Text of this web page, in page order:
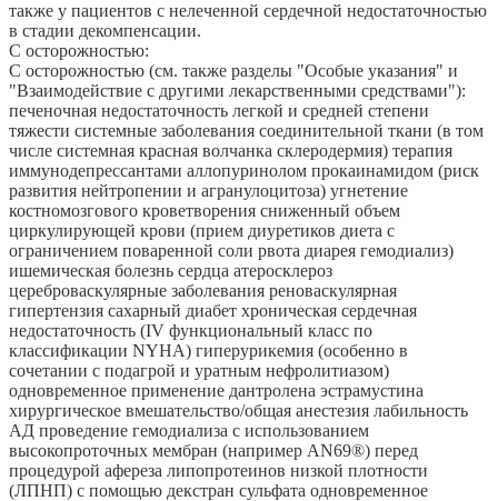
также у пациентов с нелеченной сердечной недостаточностью
в стадии декомпенсации.
С осторожностью:
С осторожностью (см. также разделы "Особые указания" и
"Взаимодействие с другими лекарственными средствами"):
печеночная недостаточность легкой и средней степени
тяжести системные заболевания соединительной ткани (в том
числе системная красная волчанка склеродермия) терапия
иммунодепрессантами аллопуринолом прокаинамидом (риск
развития нейтропении и агранулоцитоза) угнетение
костномозгового кроветворения сниженный объем
циркулирующей крови (прием диуретиков диета с
ограничением поваренной соли рвота диарея гемодиализ)
ишемическая болезнь сердца атеросклероз
цереброваскулярные заболевания реноваскулярная
гипертензия сахарный диабет хроническая сердечная
недостаточность (IV функциональный класс по
классификации NYHA) гиперурикемия (особенно в
сочетании с подагрой и уратным нефролитиазом)
одновременное применение дантролена эстрамустина
хирургическое вмешательство/общая анестезия лабильность
АД проведение гемодиализа с использованием
высокопроточных мембран (например AN69®) перед
процедурой афереза липопротеинов низкой плотности
(ЛПНП) с помощью декстран сульфата одновременное